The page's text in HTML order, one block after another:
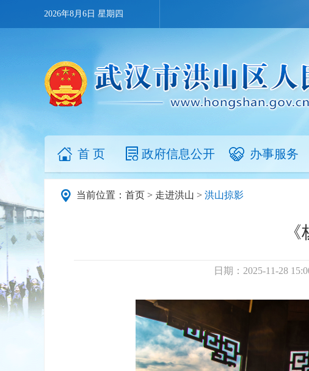
2026年8月6日 星期四
首 页 政府信息公开 办事服务
当前位置： 首页 > 走进洪山 > 洪山掠影
日期：2025-11-28